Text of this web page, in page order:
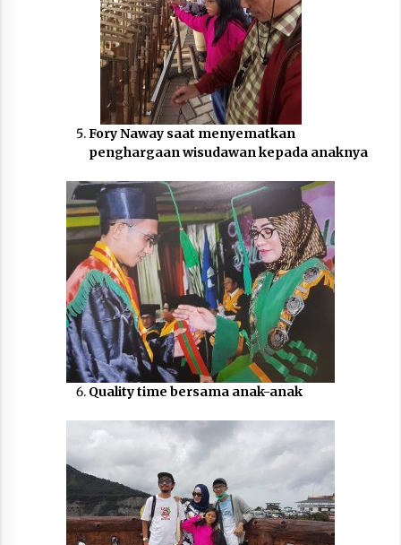
Fory Naway saat menyematkan
penghargaan wisudawan kepada anaknya
Quality time bersama anak-anak